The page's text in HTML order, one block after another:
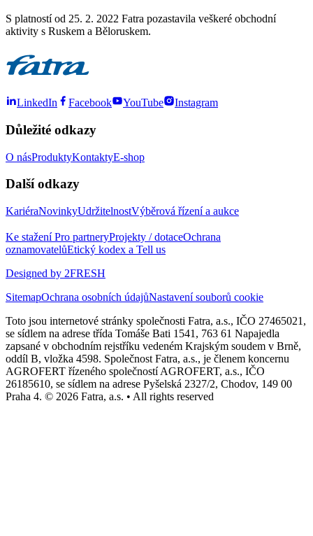
S platností od 25. 2. 2022 Fatra pozastavila veškeré obchodní
aktivity s Ruskem a Běloruskem.
LinkedIn Facebook YouTube Instagram
Důležité odkazy
O násProduktyKontaktyE-shop
Další odkazy
KariéraNovinkyUdržitelnostVýběrová řízení a aukce
Ke staženíPro partneryProjekty / dotaceOchrana
oznamovatelůEtický kodex a Tell us
Designed by 2FRESH
SitemapOchrana osobních údajůNastavení souborů cookie
Toto jsou internetové stránky společnosti Fatra, a.s., IČO 27465021,
se sídlem na adrese třída Tomáše Bati 1541, 763 61 Napajedla
zapsané v obchodním rejstříku vedeném Krajským soudem v Brně,
oddíl B, vložka 4598. Společnost Fatra, a.s., je členem koncernu
AGROFERT řízeného společností AGROFERT, a.s., IČO
26185610, se sídlem na adrese Pyšelská 2327/2, Chodov, 149 00
Praha 4. © 2026 Fatra, a.s. • All rights reserved